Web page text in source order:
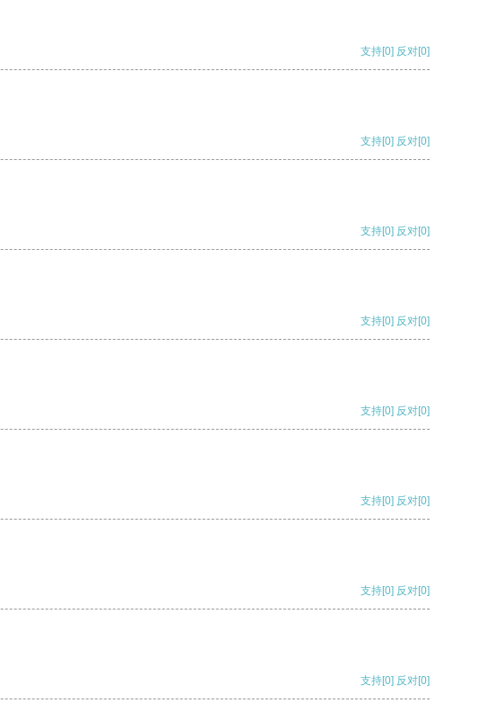
支持[0] 反对[0]
支持[0] 反对[0]
支持[0] 反对[0]
支持[0] 反对[0]
支持[0] 反对[0]
支持[0] 反对[0]
支持[0] 反对[0]
支持[0] 反对[0]